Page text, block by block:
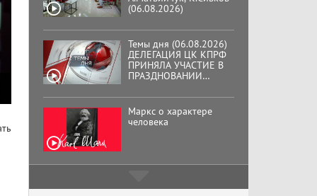
(06.08.2026)
Темы дня (06.08.2026)
ДЕЛЕГАЦИЯ ЦК КПРФ
ПРИНЯЛА УЧАСТИЕ В
ПРАЗДНОВАНИИ
ТРЕТЬЕЙ ГОДОВЩИНЫ
ОСВОБОЖДЕНИЯ ОРЛА
ОТ НЕМЕЦКО-
ФАШИСТСКИХ
Маркс о характере
человека
кооператор